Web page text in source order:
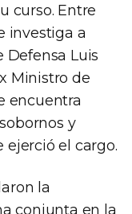
curso. Entre
investiga a
Defensa Luis
Ministro de
encuentra
y
ejerció el cargo.
la
conjunta en la